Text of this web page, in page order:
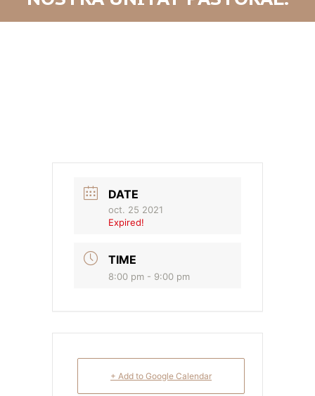
DATE
oct. 25 2021
Expired!
TIME
8:00 pm - 9:00 pm
+ Add to Google Calendar